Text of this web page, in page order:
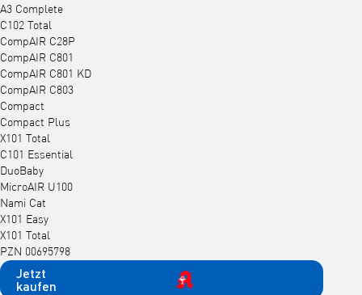
A3 Complete
C102 Total
CompAIR C28P
CompAIR C801
CompAIR C801 KD
CompAIR C803
Compact
Compact Plus
X101 Total
C101 Essential
DuoBaby
MicroAIR U100
Nami Cat
X101 Easy
X101 Total
PZN 00695798
Jetzt
kaufen